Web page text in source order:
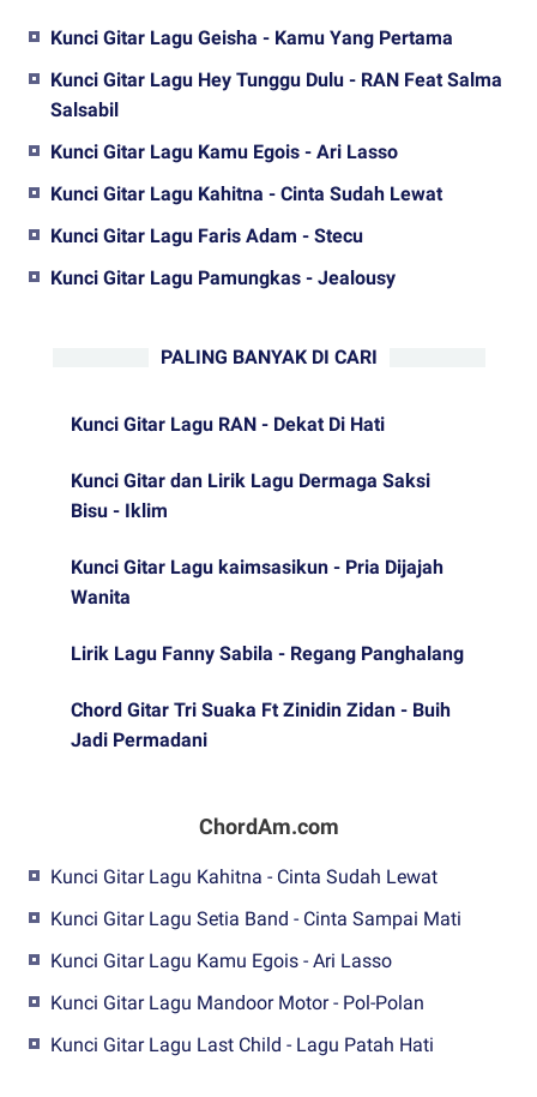
Kunci Gitar Lagu Geisha - Kamu Yang Pertama
Kunci Gitar Lagu Hey Tunggu Dulu - RAN Feat Salma
Salsabil
Kunci Gitar Lagu Kamu Egois - Ari Lasso
Kunci Gitar Lagu Kahitna - Cinta Sudah Lewat
Kunci Gitar Lagu Faris Adam - Stecu
Kunci Gitar Lagu Pamungkas - Jealousy
PALING BANYAK DI CARI
Kunci Gitar Lagu RAN - Dekat Di Hati
Kunci Gitar dan Lirik Lagu Dermaga Saksi
Bisu - Iklim
Kunci Gitar Lagu kaimsasikun - Pria Dijajah
Wanita
Lirik Lagu Fanny Sabila - Regang Panghalang
Chord Gitar Tri Suaka Ft Zinidin Zidan - Buih
Jadi Permadani
ChordAm.com
Kunci Gitar Lagu Kahitna - Cinta Sudah Lewat
Kunci Gitar Lagu Setia Band - Cinta Sampai Mati
Kunci Gitar Lagu Kamu Egois - Ari Lasso
Kunci Gitar Lagu Mandoor Motor - Pol-Polan
Kunci Gitar Lagu Last Child - Lagu Patah Hati